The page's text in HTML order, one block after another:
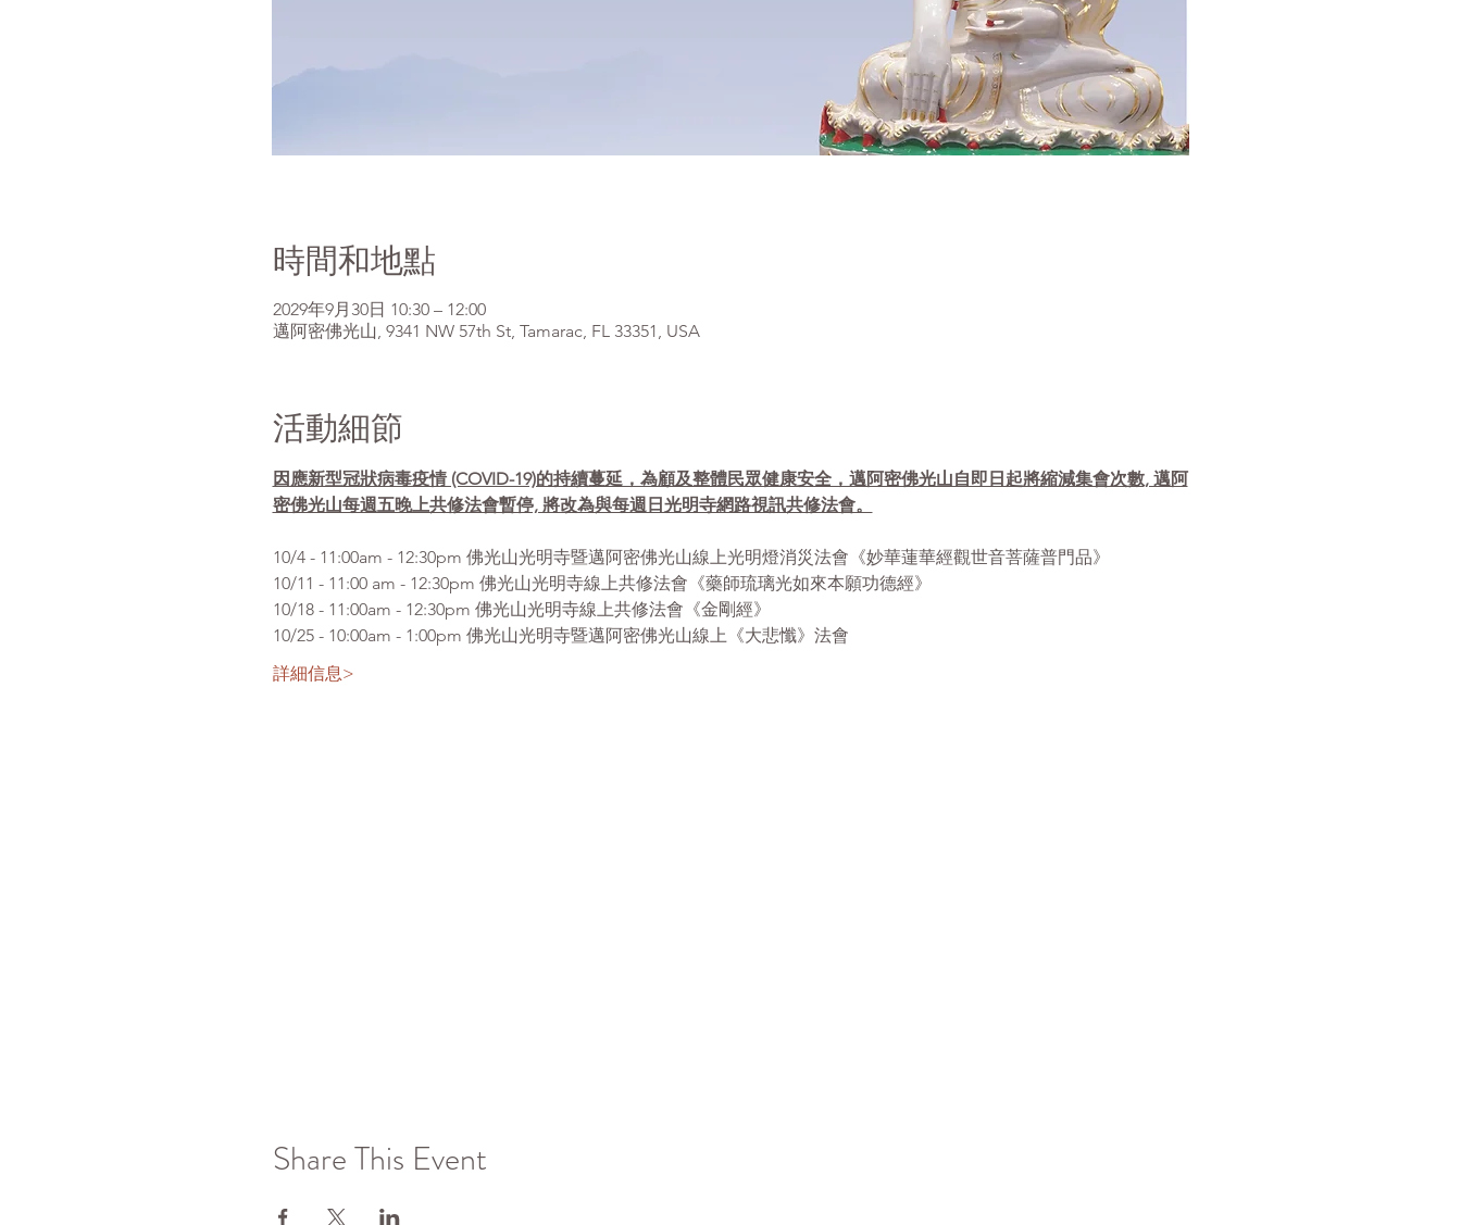
時間和地點
2029年9月30日 10:30 – 12:00
邁阿密佛光山, 9341 NW 57th St, Tamarac, FL 33351, USA
活動細節
因應新型冠狀病毒疫情 (COVID-19)的持續蔓延，為顧及整體民眾健康安全，邁阿密佛光山自即日起將縮減集會次數, 邁阿
密佛光山每週五晚上共修法會暫停, 將改為與每週日光明寺網路視訊共修法會。
10/4 - 11:00am - 12:30pm 佛光山光明寺暨邁阿密佛光山線上光明燈消災法會《妙華蓮華經觀世音菩薩普門品》
10/11 - 11:00 am - 12:30pm 佛光山光明寺線上共修法會《藥師琉璃光如來本願功德經》
10/18 - 11:00am - 12:30pm 佛光山光明寺線上共修法會《金剛經》
10/25 - 10:00am - 1:00pm 佛光山光明寺暨邁阿密佛光山線上《大悲懺》法會
詳細信息>
Share This Event